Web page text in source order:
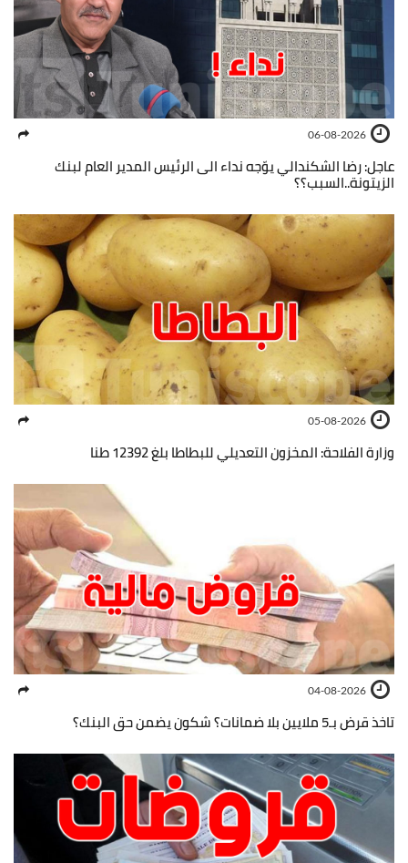
06-08-2026
عاجل: رضا الشكندالي يوّجه نداء الى الرئيس المدير العام لبنك
الزيتونة..السبب؟؟
05-08-2026
وزارة الفلاحة: المخزون التعديلي للبطاطا بلغ 12392 طنا
04-08-2026
تاخذ قرض بـ5 ملايين بلا ضمانات؟ شكون يضمن حق البنك؟